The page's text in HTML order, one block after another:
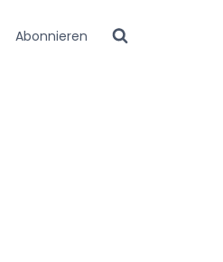
Abonnieren